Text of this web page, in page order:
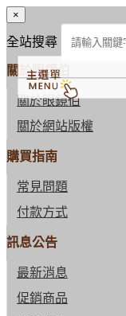
×
全站搜尋
關於眼鏡伯
關於眼鏡伯
關於網站版權
購買指南
常見問題
付款方式
訊息公告
最新消息
促銷商品